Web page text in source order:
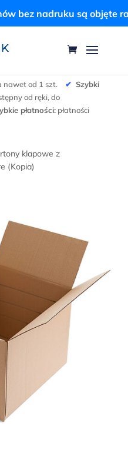
nadruku są objęte
nawet od 1 szt. ✔ Szybki
od ręki, do
płatności:płatności
klapowe z
(Kopia)